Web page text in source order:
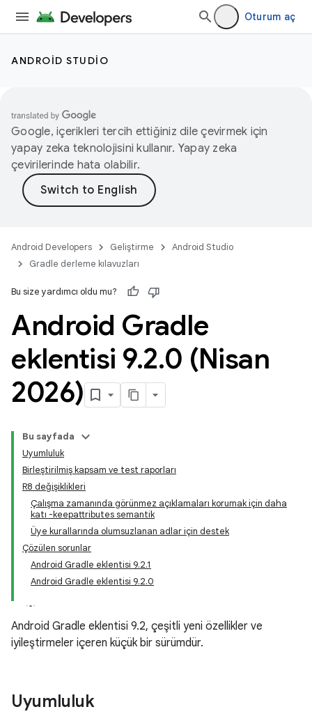
Oturum aç
ANDROID STUDIO
Google, içerikleri tercih ettiğiniz dile çevirmek için
yapay zeka teknolojisini kullanır. Yapay zeka
çevirilerinde hata olabilir.
Android Developers Geliştirme
Android Studio
Gradle derleme kılavuzları
Bu size yardımcı oldu mu?
Android Gradle
eklentisi 9.2.0 (Nisan
2026)
Bu sayfada
Uyumluluk
Birleştirilmiş kapsam ve test raporları
R8 değişiklikleri
Çalışma zamanında görünmez açıklamaları korumak için daha
katı -keepattributes semantik
Üye kurallarında olumsuzlanan adlar için destek
Çözülen sorunlar
Android Gradle eklentisi 9.2.1
Android Gradle eklentisi 9.2.0
Android Gradle eklentisi 9.2, çeşitli yeni özellikler ve
iyileştirmeler içeren küçük bir sürümdür.
Uyumluluk